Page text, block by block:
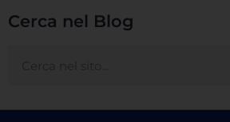
Cerca nel Blog